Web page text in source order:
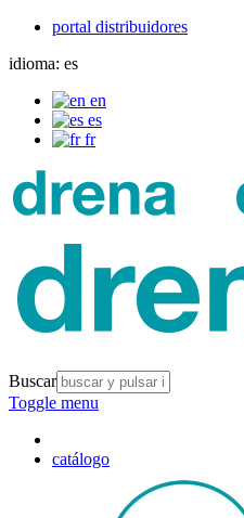
portal distribuidores
idioma: es
en
es
fr
Buscar
Toggle menu
catálogo